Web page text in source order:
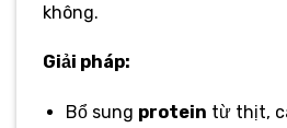
không.
Giải pháp:
Bổ sung protein từ thịt,